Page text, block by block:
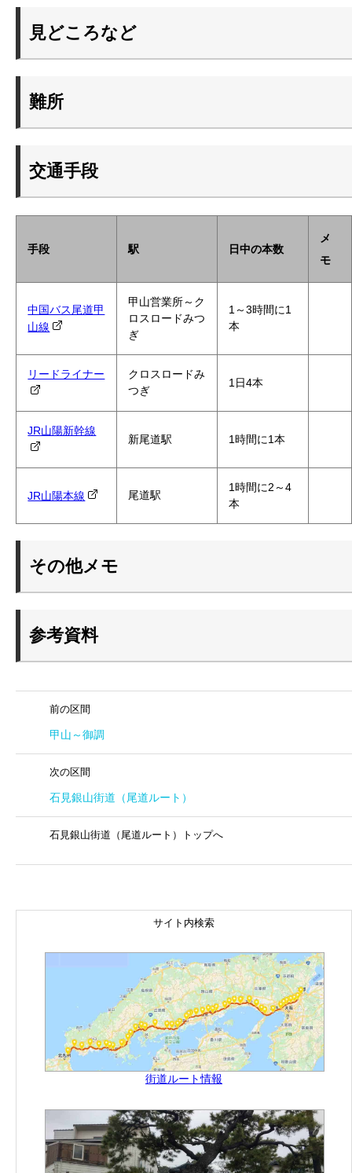
見どころなど
難所
交通手段
手段 駅 日中の本数
メ
モ
中国バス尾道甲
山線
甲山営業所～ク
ロスロードみつ
ぎ
1～3時間に1
本
リードライナー
クロスロードみ
つぎ
1日4本
JR山陽新幹線
新尾道駅 1時間に1本
JR山陽本線 尾道駅
1時間に2～4
本
その他メモ
参考資料
前の区間
甲山～御調
次の区間
石見銀山街道（尾道ルート）
石見銀山街道（尾道ルート）トップへ
サイト内検索
街道ルート情報